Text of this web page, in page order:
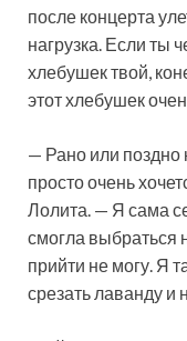
после концерта
нагрузка. Если ты
хлебушек твой,
этот хлебушек
— Рано или поздно
просто очень
Лолита. — Я сама
смогла выбраться
прийти не могу. Я
срезать лаванду и